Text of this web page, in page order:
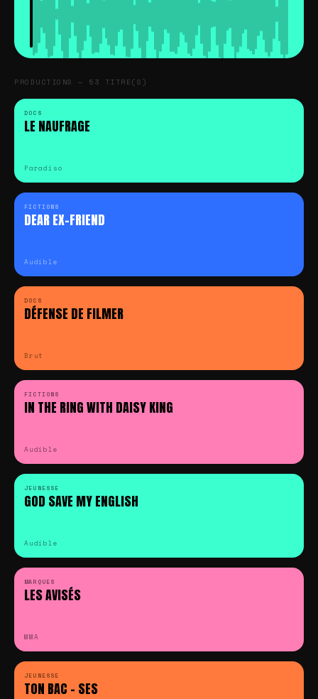
podcasts
PRODUCTIONS — 53 TITRE(S)
DOCS
LE NAUFRAGE
Paradiso
FICTIONS
DEAR EX-FRIEND
Audible
DOCS
DÉFENSE DE FILMER
Brut
FICTIONS
IN THE RING WITH DAISY KING
Audible
JEUNESSE
GOD SAVE MY ENGLISH
Audible
MARQUES
LES AVISÉS
MMA
JEUNESSE
TON BAC – SES